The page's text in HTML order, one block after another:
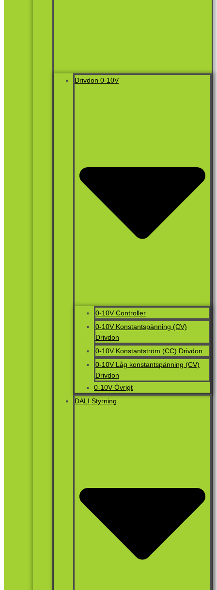
Drivdon 0-10V
0-10V Controller
0-10V Konstantspänning (CV)
Drivdon
0-10V Konstantström (CC) Drivdon
0-10V Låg konstantspänning (CV)
Drivdon
0-10V Övrigt
DALI Styrning